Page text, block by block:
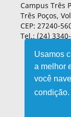
Usamos
a melhor
você
condição.
Campus Três
Três Poços,
CEP: 27240-
Tel.: (24)